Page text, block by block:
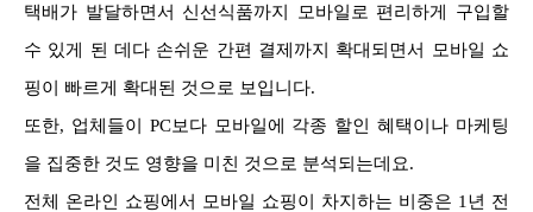
택배가 발달하면서 신선식품까지 모바일로 편리하게 구입할
수 있게 된 데다 손쉬운 간편 결제까지 확대되면서 모바일 쇼
핑이 빠르게 확대된 것으로 보입니다.
또한, 업체들이 PC보다 모바일에 각종 할인 혜택이나 마케팅
을 집중한 것도 영향을 미친 것으로 분석되는데요.
전체 온라인 쇼핑에서 모바일 쇼핑이 차지하는 비중은 1년 전